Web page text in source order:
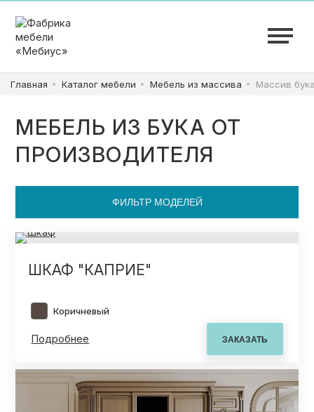
Главная Каталог мебели Мебель из массива Массив
МЕБЕЛЬ ИЗ БУКА ОТ
ПРОИЗВОДИТЕЛЯ
ФИЛЬТР МОДЕЛЕЙ
ШКАФ "КАПРИЕ"
Коричневый
Подробнее
ШКАФЫ
ГАРДЕРОБНЫЕ
ВАННАЯ
КОНТАКТЫ
КАТАЛОГ МЕБЕЛИ